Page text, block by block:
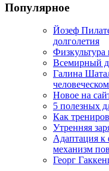
Популярное
Йозеф
долголетия
Физкультура
Всемирный
Галина
Новое на
5 полезных
Как
Утренняя
Адаптация к
механизм
Георг